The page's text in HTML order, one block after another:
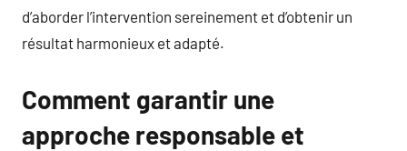
d’aborder l’intervention sereinement et d’obtenir un
résultat harmonieux et adapté.
Comment garantir une
approche responsable et